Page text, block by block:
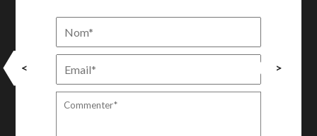
< >